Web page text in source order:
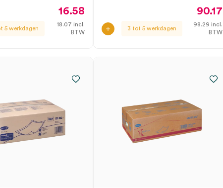
5 werkdagen
16.58
18.07 incl.
BTW
3 tot 5 werkdagen
90.17
98.29 incl.
BTW